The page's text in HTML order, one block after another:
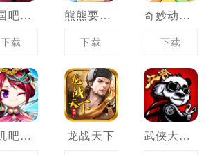
三国吧兄弟
下载
熊熊要回家
下载
奇妙动物消除大作战
下载
挂机吧主公 龙战天下 武侠大明星